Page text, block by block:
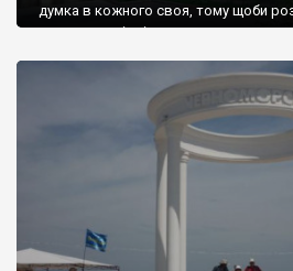
думка в кожного своя, тому щоби
запрошую відвідати це